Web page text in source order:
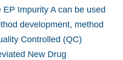
Impurity A can be used
development, method
Controlled (QC)
New Drug